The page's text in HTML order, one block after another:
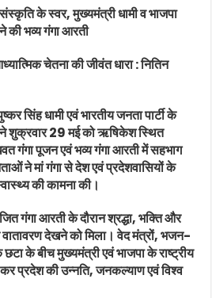
के स्वर, मुख्यमंत्री धामी व भाजपा
की भव्य गंगा आरती
चेतना की जीवंत धारा : नितिन
सिंह धामी एवं भारतीय जनता पार्टी के
ने शुक्रवार 29 मई को ऋषिकेश स्थित
गंगा पूजन एवं भव्य गंगा आरती में सहभाग
ने मां गंगा से देश एवं प्रदेशवासियों के
की कामना की।
गंगा आरती के दौरान श्रद्धा, भक्ति और
देखने को मिला। वेद मंत्रों, भजन-
के बीच मुख्यमंत्री एवं भाजपा के राष्ट्रीय
कर प्रदेश की उन्नति, जनकल्याण एवं विश्व